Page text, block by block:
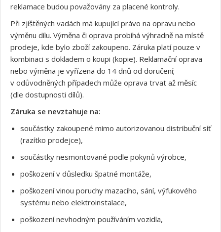
reklamace budou považovány za placené kontroly.
Při zjištěných vadách má kupující právo na opravu nebo
výměnu dílu. Výměna či oprava probíhá výhradně na místě
prodeje, kde bylo zboží zakoupeno. Záruka platí pouze v
kombinaci s dokladem o koupi (kopie). Reklamační oprava
nebo výměna je vyřízena do 14 dnů od doručení;
v odůvodněných případech může oprava trvat až měsíc
(dle dostupnosti dílů).
Záruka se nevztahuje na:
součástky zakoupené mimo autorizovanou distribuční síť
(razítko prodejce),
součástky nesmontované podle pokynů výrobce,
poškození v důsledku špatné montáže,
poškození vinou poruchy mazacího, sání, výfukového
systému nebo elektroinstalace,
poškození nevhodným používáním vozidla,